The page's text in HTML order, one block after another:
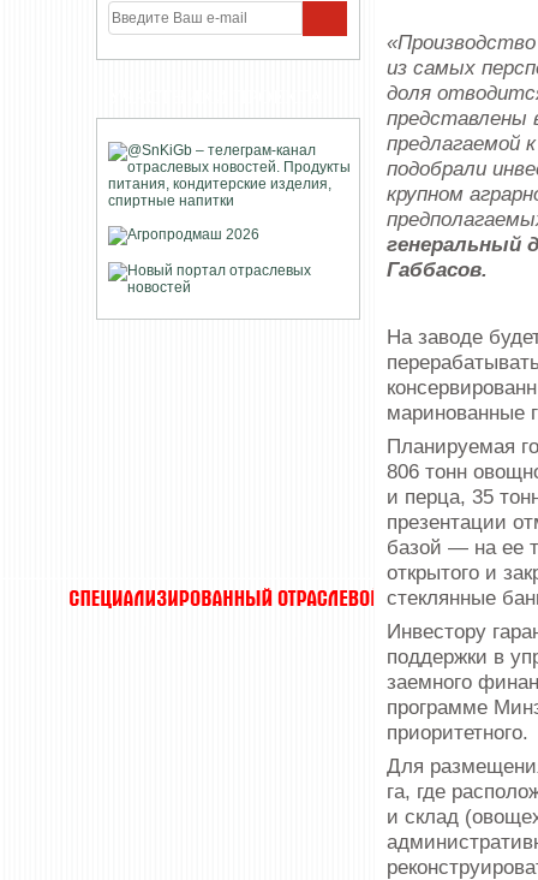
из самых
доля
представлены
предлагаемой
подобрали
крупном
генеральный
Габбасов.
На заводе
маринованные
Планируемая
806 тонн
и перца, 35
презентации
базой — на ее
открытого и
стеклянные
Инвестору
поддержки в
заемного
программе
приоритетного.
Для
га, где
и склад